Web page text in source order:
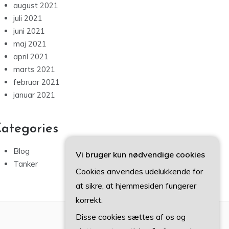
august 2021
juli 2021
juni 2021
maj 2021
april 2021
marts 2021
februar 2021
januar 2021
Blog
Tanker
Vi bruger kun nødvendige cookies
Cookies anvendes udelukkende for
at sikre, at hjemmesiden fungerer
korrekt.
Disse cookies sættes af os og